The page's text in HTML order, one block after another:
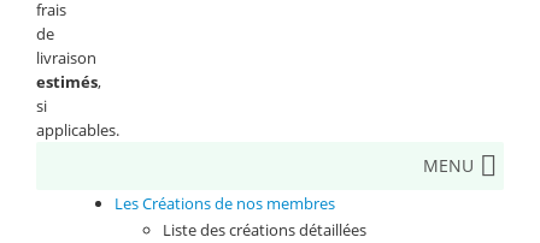
frais
de
livraison
estimés,
si
applicables.
MENU
Les Créations de nos membres
Liste des créations détaillées